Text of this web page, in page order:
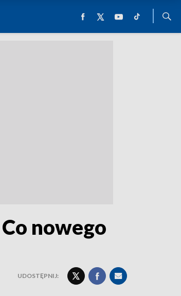
nowego
UDOSTĘPNIJ: